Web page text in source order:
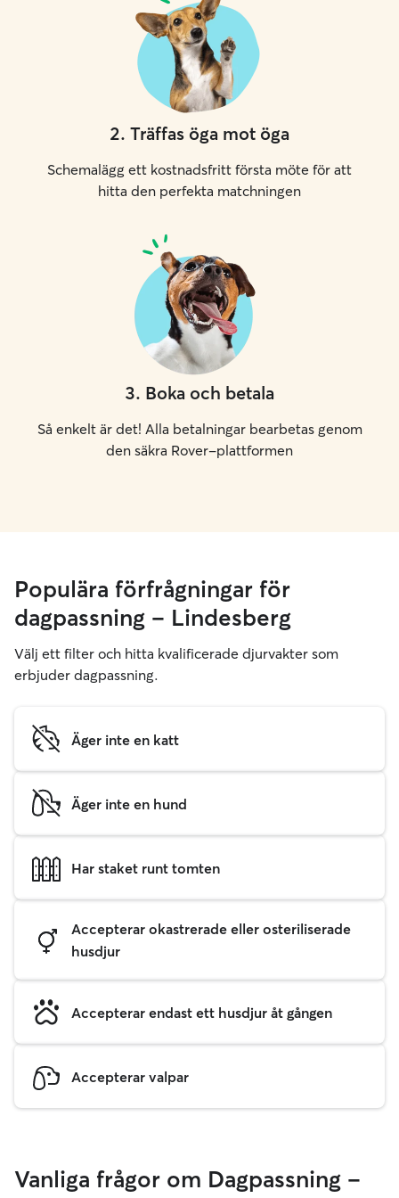
2. Träffas öga mot öga
Schemalägg ett kostnadsfritt första möte för att
hitta den perfekta matchningen
3. Boka och betala
Så enkelt är det! Alla betalningar bearbetas genom
den säkra Rover-plattformen
Populära förfrågningar för
dagpassning – Lindesberg
Välj ett filter och hitta kvalificerade djurvakter som
erbjuder dagpassning.
Äger inte en katt
Äger inte en hund
Har staket runt tomten
Accepterar okastrerade eller osteriliserade
husdjur
Accepterar endast ett husdjur åt gången
Accepterar valpar
Vanliga frågor om Dagpassning –